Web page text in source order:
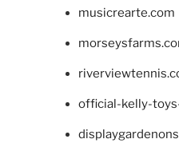
musicrearte.com
official-kelly-